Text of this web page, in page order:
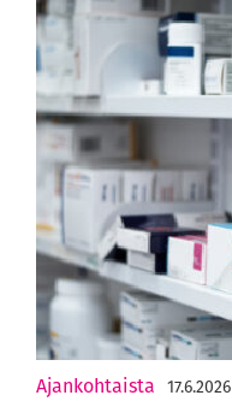
Ajankohtaista 17.6.2026